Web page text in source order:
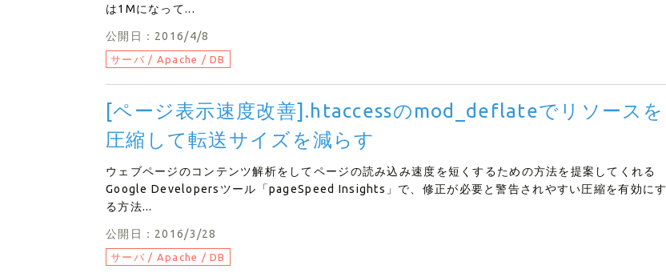
は1Mになって...
公開日：2016/4/8
サーバ / Apache / DB
[ページ表示速度改善].htaccessのmod_deflateでリソースを
圧縮して転送サイズを減らす
ウェブページのコンテンツ解析をしてページの読み込み速度を短くするための方法を提案してくれる
Google Developersツール「pageSpeed Insights」で、修正が必要と警告されやすい圧縮を有効にす
る方法...
公開日：2016/3/28
サーバ / Apache / DB